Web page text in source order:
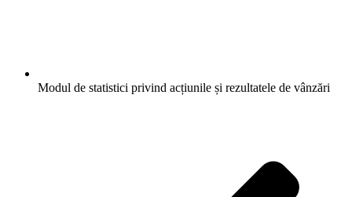
Modul de statistici privind acțiunile și rezultatele de vânzări